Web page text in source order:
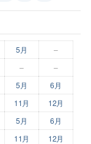
5月
–
– –
5月
6月
11月 12月
5月
6月
11月 12月